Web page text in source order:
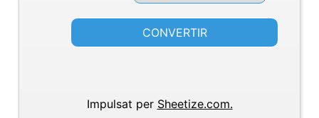
CONVERTIR
Impulsat per Sheetize.com.